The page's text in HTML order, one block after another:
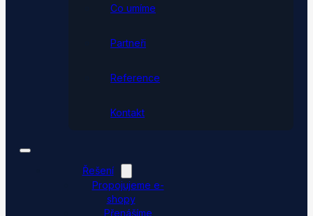
Co umíme
Partneři
Reference
Kontakt
Řešení
Propojujeme e-
shopy
Přenášíme